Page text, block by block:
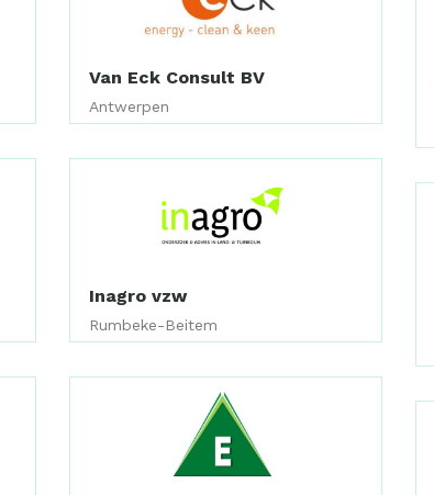
Van Eck Consult BV
Antwerpen
Inagro vzw
Rumbeke-Beitem